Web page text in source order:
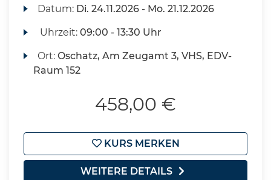
Datum: Di. 24.11.2026 - Mo. 21.12.2026
Uhrzeit:09:00 - 13:30 Uhr
Ort:Oschatz, Am Zeugamt 3, VHS, EDV-
Raum 152
458,00 €
KURS MERKEN
WEITERE DETAILS